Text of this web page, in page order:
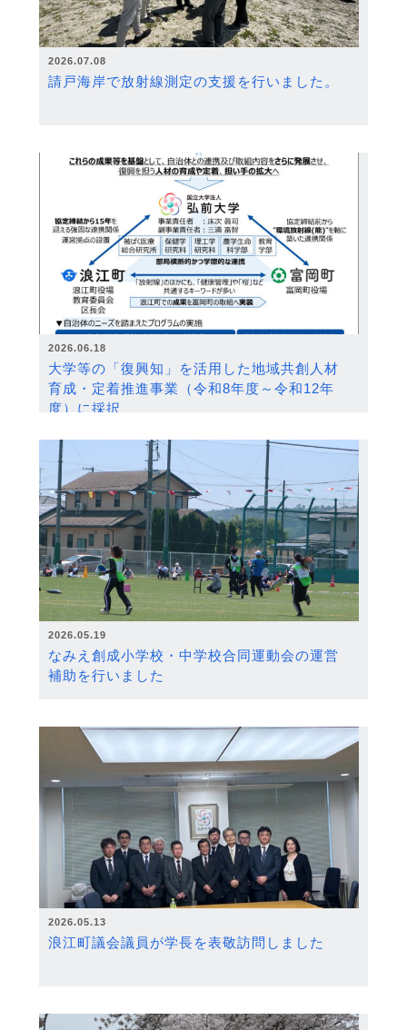
2026.07.08
請戸海岸で放射線測定の支援を行いました。
2026.06.18
大学等の「復興知」を活用した地域共創人材
育成・定着推進事業（令和8年度～令和12年
度）に採択
2026.05.19
なみえ創成小学校・中学校合同運動会の運営
補助を行いました
2026.05.13
浪江町議会議員が学長を表敬訪問しました